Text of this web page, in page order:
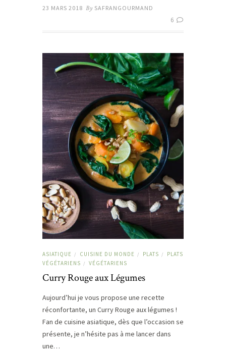
23 MARS 2018 By SAFRANGOURMAND
6
ASIATIQUE / CUISINE DU MONDE / PLATS /
PLATS
VÉGÉTARIENS / VÉGÉTARIENS
Curry Rouge aux Légumes
Aujourd’hui je vous propose une recette
réconfortante, un Curry Rouge aux légumes !
Fan de cuisine asiatique, dès que l’occasion se
présente, je n’hésite pas à me lancer dans
une…